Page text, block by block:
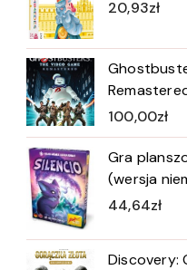
20,93zł
100,00zł
Gra
(wersja
44,64zł
Discovery: